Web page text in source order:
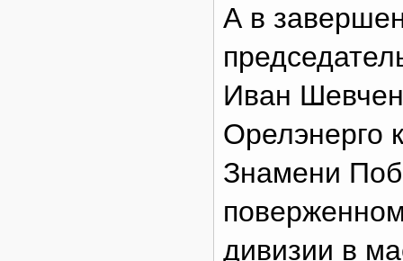
А в
Иван
Орелэнерго
Знамени
дивизии в